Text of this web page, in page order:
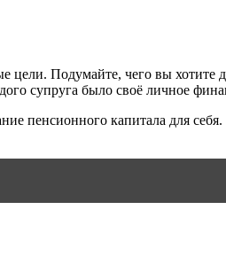
цели. Подумайте, чего вы хотите
супруга было своё личное
пенсионного капитала для